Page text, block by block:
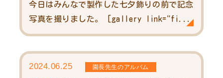
今日はみんなで製作した七夕飾りの前で記念
写真を撮りました。 [gallery link="fi...
2024.06.25 園長先生のアルバム